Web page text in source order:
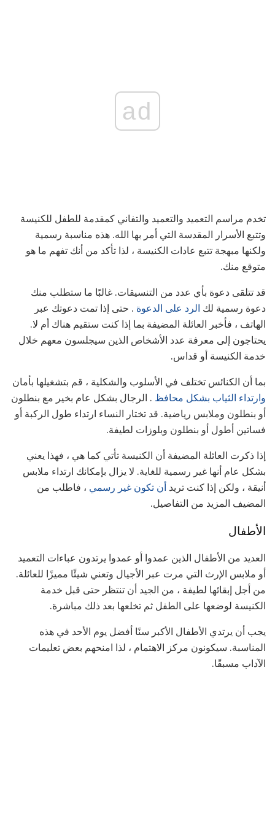
ad
تخدم مراسم التعميد والتعميد والتفاني كمقدمة للطفل للكنيسة
وتتبع الأسرار المقدسة التي أمر بها الله. هذه مناسبة رسمية
ولكنها مبهجة تتبع عادات الكنيسة ، لذا تأكد من أنك تفهم ما هو
متوقع منك.
قد تتلقى دعوة بأي عدد من التنسيقات. غالبًا ما ستطلب منك
دعوة رسمية لك الرد على الدعوة . حتى إذا تمت دعوتك عبر
الهاتف ، فأخبر العائلة المضيفة بما إذا كنت ستقيم هناك أم لا.
يحتاجون إلى معرفة عدد الأشخاص الذين سيجلسون معهم خلال
خدمة الكنيسة أو قداس.
بما أن الكنائس تختلف في الأسلوب والشكلية ، قم بتشغيلها بأمان
وارتداء الثياب بشكل محافظ . الرجال بشكل عام بخير مع بنطلون
أو بنطلون وملابس رياضية. قد تختار النساء ارتداء طول الركبة أو
فساتين أطول أو بنطلون وبلوزات لطيفة.
إذا ذكرت العائلة المضيفة أن الكنيسة تأتي كما هي ، فهذا يعني
بشكل عام أنها غير رسمية للغاية. لا يزال بإمكانك ارتداء ملابس
أنيقة ، ولكن إذا كنت تريد أن تكون غير رسمي ، فاطلب من
المضيف المزيد من التفاصيل.
الأطفال
العديد من الأطفال الذين عمدوا أو عمدوا يرتدون عباءات التعميد
أو ملابس الإرث التي مرت عبر الأجيال وتعني شيئًا مميزًا للعائلة.
من أجل إبقائها لطيفة ، من الجيد أن تنتظر حتى قبل خدمة
الكنيسة لوضعها على الطفل ثم تخلعها بعد ذلك مباشرة.
يجب أن يرتدي الأطفال الأكبر سنًا أفضل يوم الأحد في هذه
المناسبة. سيكونون مركز الاهتمام ، لذا امنحهم بعض تعليمات
الآداب مسبقًا.